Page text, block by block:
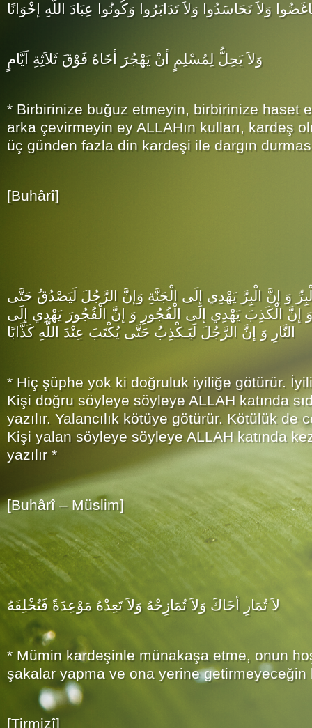
وَلاَ تَحَاسَدُوا وَلاَ تَدَابَرُوا وَكُونُوا عِبَادَ اللَّهِ إخْوَانًا
وَلاَ يَحِلُّ لِمُسْلِمٍ أنْ يَهْجُرَ أخَاهُ فَوْقَ ثَلاَثِةِ اَيَّامٍ
* Birbirinize buğuz etmeyin, birbirinize haset
arka çevirmeyin ey ALLAHın kulları, kardeş
üç günden fazla din kardeşi ile dargın
[Buhârî]
وَ إنَّ الْبِرَّ يَهْدِي إلَى الْجَنَّةِ وَإنَّ الرَّجُلَ لَيَصْدُقُ حَتَّى
إنَّ الْكَذِبَ يَهْدِي إلَى الْفُجُورِ وَ إنَّ الْفُجُورَ يَهْدِي إلَى
النَّارِ وَ إنَّ الرَّجُلَ لَيَـكْذِبُ حَتَّى يُكْتَبَ عِنْدَ اللَّهِ كَذَّابًا
* Hiç şüphe yok ki doğruluk iyiliğe götürür.
Kişi doğru söyleye söyleye ALLAH katında
yazılır. Yalancılık kötüye götürür. Kötülük de
Kişi yalan söyleye söyleye ALLAH katında
yazılır *
[Buhârî – Müslim]
لاَ تُمَارِ أخَاكَ وَلاَ تُمَازِحْهُ وَلاَ تَعِدْهُ مَوْعِدَةً فَتُخْلِفَهُ
* Mümin kardeşinle münakaşa etme, onun
şakalar yapma ve ona yerine getirmeyeceğin
[Tirmizî]